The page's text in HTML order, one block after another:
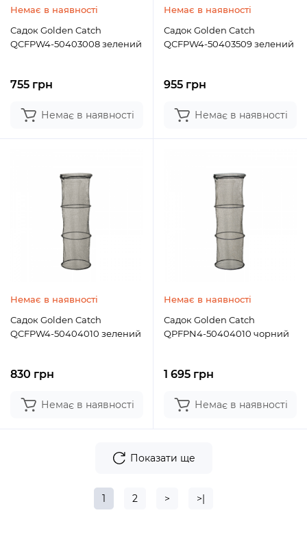
Немає в наявності
Садок Golden Catch
QCFPW4-50403008 зелений
755 грн
Немає в наявності
Немає в наявності
Садок Golden Catch
QCFPW4-50403509 зелений
955 грн
Немає в наявності
Немає в наявності
Садок Golden Catch
QCFPW4-50404010 зелений
830 грн
Немає в наявності
Немає в наявності
Садок Golden Catch
QPFPN4-50404010 чорний
1 695 грн
Немає в наявності
Показати ще
1 2 > >|